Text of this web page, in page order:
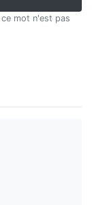
mot n'est pas